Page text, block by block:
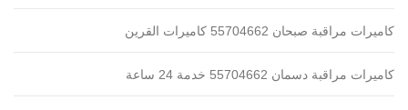
كاميرات مراقبة صبحان 55704662 كاميرات القرين
كاميرات مراقبة دسمان 55704662 خدمة 24 ساعة